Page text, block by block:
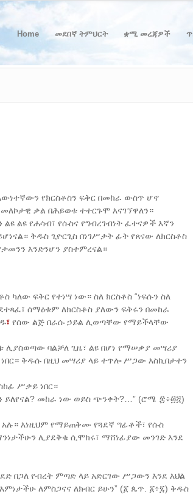
Home መደበኛ ትምህርት ቋሚ መረጃዎች
የክርስቶስን ፍቅር በመከራ ውስጥ ሆኖ
ቃል በሕይወቱ ተተርጉሞ እናገኘዋለን።
ልዩ የሐሳብ፣ የሱስና የግብረገብነት ፈተናዎች እኛን
ቅዱስ ጊዮርጊስ በነገሥታት ፊት የጸናው ለክርስቶስ
እንድንሆን ያስተምረናል።
ፍቅር የተነሣ ነው። ስለ ክርስቶስ “ነፍሱን ስለ
ሰማዕቱም ለክርስቶስ ያለውን ፍቅሩን በመከራ
፣ የሰው ልጅ በራሱ ኃይል ሊወጣቸው የማይችላቸው
ሊያስወጣው ባልቻለ ጊዜ፣ ልዩ በሆነ የማሠቃያ መሣሪያ
ቅዱሱ በዚህ መሣሪያ ላይ ተጥሎ ሥጋው እስኪበታተን
ሥቃይ ነበር።
መከራ ነው ወይስ ጭንቀት?…” (ሮሜ ፰፥፴፭)
እነዚህም የማይጠቅሙ የጓደኛ ግፊቶች፣ የሱስ
ሊያደቅቁ ሲሞክሩ፣ ማሸነፊያው መንገድ እንደ
በጋለ የብረት ምጣድ ላይ አድርገው ሥጋውን እንደ እህል
ለምስጋናና ለክብር ይሁን” (፩ ጴጥ. ፩፥፯) ቅዱስ